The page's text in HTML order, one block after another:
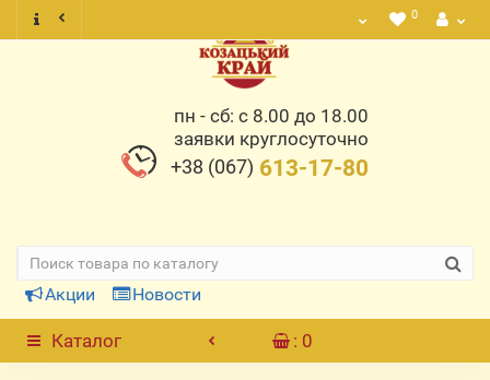
0
пн - сб: с 8.00 до 18.00
заявки круглосуточно
+38 (067) 613-17-80
Акции Новости
Каталог : 0